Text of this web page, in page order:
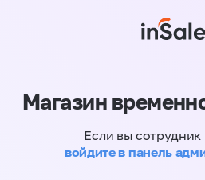
Магазин
Если вы сотрудник
войдите в панель